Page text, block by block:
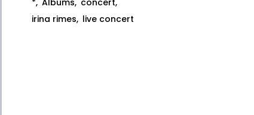
* Albums concert
irina rimes live concert